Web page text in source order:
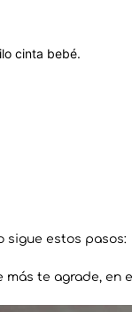
cinta bebé.
sigue estos pasos:
más te agrade, en